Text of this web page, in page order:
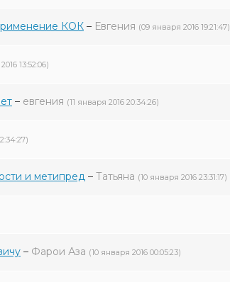
КОК – Евгения (09 января 2016 19:21:47)
13:52:06)
– евгения (11 января 2016 20:34:26)
и метипред – Татьяна (10 января 2016 23:31:17)
– Фарои Аза (10 января 2016 00:05:23)